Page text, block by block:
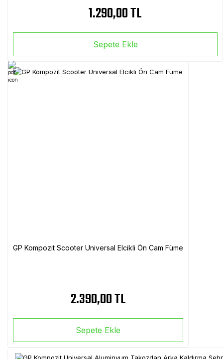
1.290,00 TL
Sepete Ekle
GP Kompozit Scooter Universal Elcikli Ön Cam Füme
2.390,00 TL
Sepete Ekle